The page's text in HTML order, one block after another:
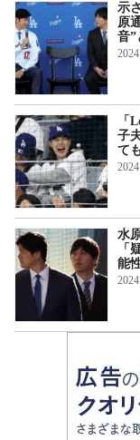
示
原
音”
「
子
て
水
「
能